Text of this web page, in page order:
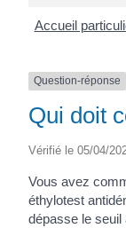
Accueil
Question-réponse
Qui doit
Vérifié le 05/04/
Vous avez
éthylotest
dépasse le seuil